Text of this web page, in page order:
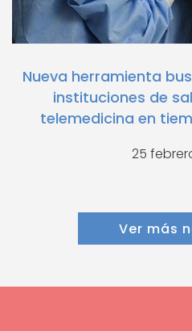
Nueva herramienta
instituciones de
telemedicina en
25
Ver más